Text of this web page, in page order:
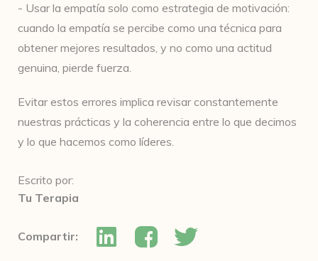
- Usar la empatía solo como estrategia de motivación:
cuando la empatía se percibe como una técnica para
obtener mejores resultados, y no como una actitud
genuina, pierde fuerza.
Evitar estos errores implica revisar constantemente
nuestras prácticas y la coherencia entre lo que decimos
y lo que hacemos como líderes.
Escrito por:
Tu Terapia
Compartir: